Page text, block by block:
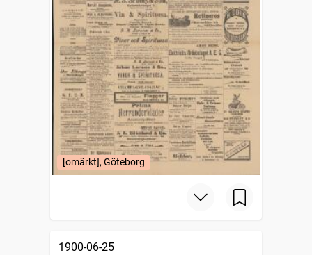
[omärkt], Göteborg
1900-06-25